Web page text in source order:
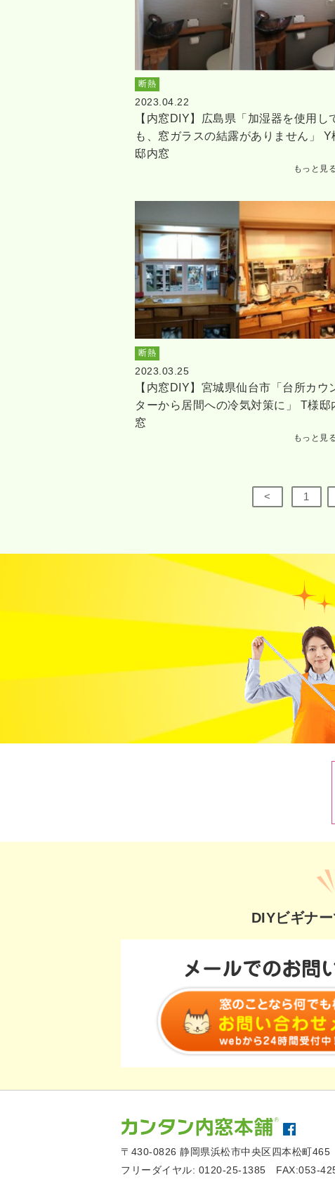
断熱
2023.04.22
【内窓DIY】広島県「加湿器を使用し
も、窓ガラスの結露がありません」 Y
邸内窓
もっと見
断熱
2023.03.25
【内窓DIY】宮城県仙台市「台所カウ
ターから居間への冷気対策に」 T様邸
窓
もっと見
< 1
DIYビギナー
〒430-0826 静岡県浜松市中央区四本松町465
フリーダイヤル: 0120-25-1385
FAX:053-